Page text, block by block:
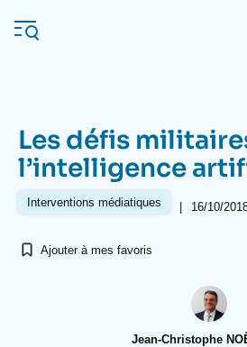
au
contenu
Navigation
principale
L'Ifri
Analyses
Recherches
Les défis
l’intelligence
Interventions médiatiques | 16/10/
Ajouter à mes favoris
Jean-Christophe